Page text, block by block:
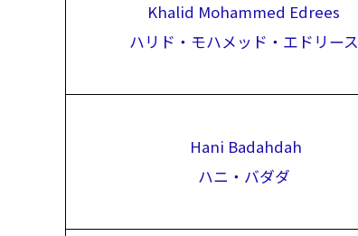
Khalid Mohammed Edrees
ハリド・モハメッド・エドリース
Hani Badahdah
ハニ・バダダ